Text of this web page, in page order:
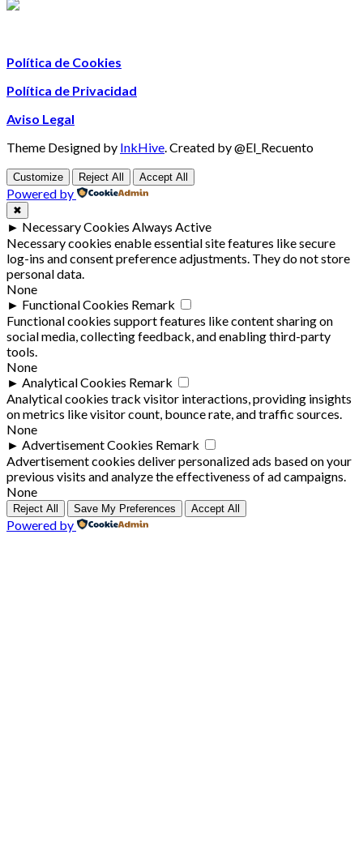
Política de Cookies
Política de Privacidad
Aviso Legal
Theme Designed by InkHive Created by @El_Recuento
Customize Reject All Accept All
Powered by
✖
► Necessary Cookies Always Active
Necessary cookies enable essential site features like secure
log-ins and consent preference adjustments. They do not store
personal data.
None
► Functional Cookies Remark
Functional cookies support features like content sharing on
social media, collecting feedback, and enabling third-party
tools.
None
► Analytical Cookies Remark
Analytical cookies track visitor interactions, providing insights
on metrics like visitor count, bounce rate, and traffic sources.
None
► Advertisement Cookies Remark
Advertisement cookies deliver personalized ads based on your
previous visits and analyze the effectiveness of ad campaigns.
None
Reject All Save My Preferences Accept All
Powered by